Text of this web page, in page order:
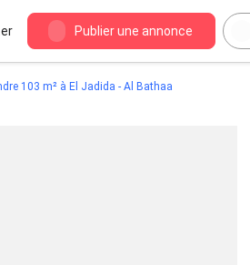
Publier une annonce
103 m² à El Jadida - Al Bathaa